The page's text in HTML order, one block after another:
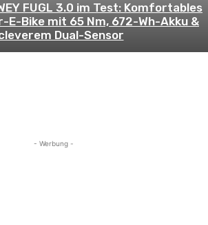
FUGL 3.0 im Test: Komfortables
Bike mit 65 Nm, 672-Wh-Akku &
Dual-Sensor
- Werbung -